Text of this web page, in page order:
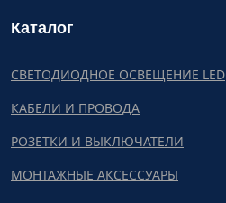
Каталог
СВЕТОДИОДНОЕ ОСВЕЩЕНИЕ LED
КАБЕЛИ И ПРОВОДА
РОЗЕТКИ И ВЫКЛЮЧАТЕЛИ
МОНТАЖНЫЕ АКСЕССУАРЫ